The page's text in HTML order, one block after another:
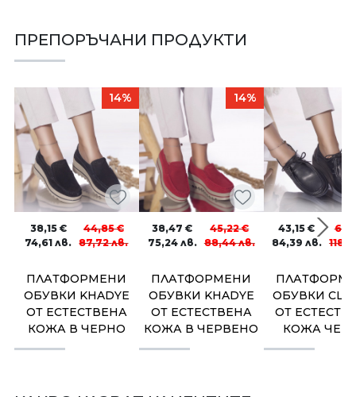
ПРЕПОРЪЧАНИ ПРОДУКТИ
14%
ПЛАТФОРМЕНИ
ОБУВКИ KHADYE
ОТ ЕСТЕСТВЕНА
КОЖА В ЧЕРНО
38,15€
74,61лв.
44,85€
87,72лв.
14%
ПЛАТФОРМЕНИ
ОБУВКИ KHADYE
ОТ ЕСТЕСТВЕНА
КОЖА В ЧЕРВЕНО
38,47€
75,24 лв.
45,22€
88,44лв.
ОБУВКИ
ОТ
КОЖА
43,15€
84,39 лв.